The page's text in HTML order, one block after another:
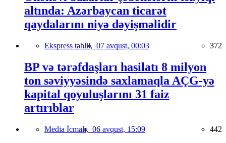
altında: Azərbaycan ticarət
qaydalarını niyə dəyişməlidir
Ekspress təhlil, 07 avqust, 00:03 372
BP və tərəfdaşları hasilatı 8 milyon
ton səviyyəsində saxlamaqla AÇG-yə
kapital qoyuluşlarını 31 faiz
artırıblar
Media İcmalı, 06 avqust, 15:09 442